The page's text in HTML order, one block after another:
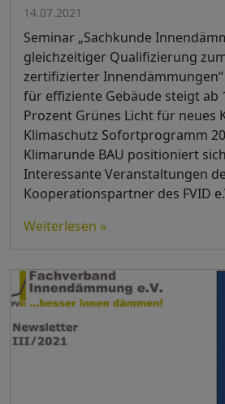
14.07.2021
Seminar „Sachkunde
gleichzeitiger Qualifizierung
zertifizierter
für effiziente Gebäude steigt ab
Prozent Grünes Licht für neues
Klimaschutz Sofortprogramm
Klimarunde BAU positioniert
Interessante Veranstaltungen
Kooperationspartner des FVID
Weiterlesen »